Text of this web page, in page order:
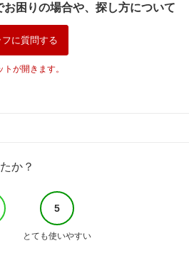
お困りの場合や、探し方について
に質問する
が開きます。
か？
5
とても使いやすい